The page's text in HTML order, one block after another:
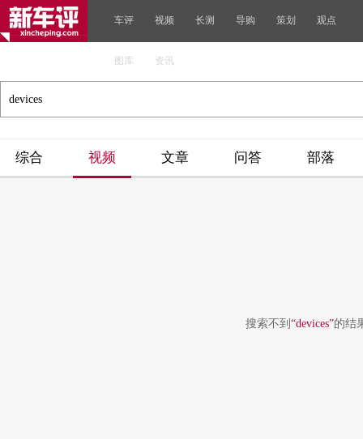
车评 视频 长测 导购 策划 观点
图库 资讯
综合 视频 文章 问答 部落
搜索不到 “devices”的结